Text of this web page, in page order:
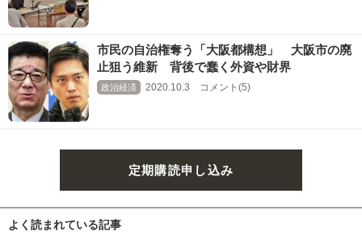
市民の自治権奪う「大阪都構想」 大阪市の廃
止狙う維新 背後で蠢く外資や財界
政治経済 2020.10.3 コメント(5)
定期購読申し込み
よく読まれている記事